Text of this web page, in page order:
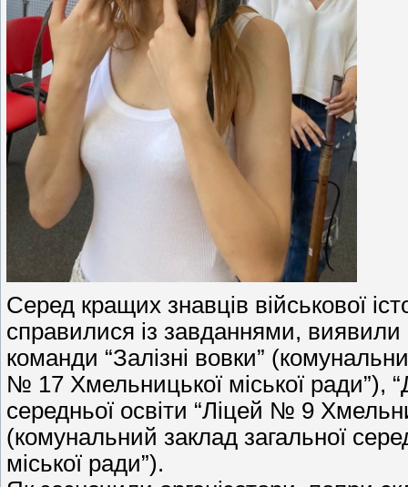
Серед кращих знавців військової
справилися із завданнями, виявили
команди “Залізні вовки”
№ 17 Хмельницької міської ради”),
середньої освіти “Ліцей № 9
(комунальний заклад загальної
міської ради”).